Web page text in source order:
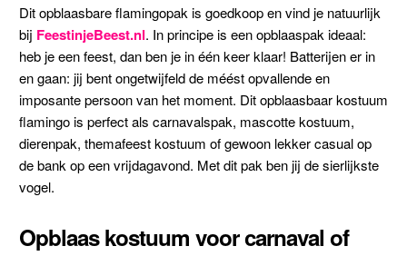
Dit opblaasbare flamingopak is goedkoop en vind je natuurlijk
bij FeestinjeBeest.nl. In principe is een opblaaspak ideaal:
heb je een feest, dan ben je in één keer klaar! Batterijen er in
en gaan: jij bent ongetwijfeld de méést opvallende en
imposante persoon van het moment. Dit opblaasbaar kostuum
flamingo is perfect als carnavalspak, mascotte kostuum,
dierenpak, themafeest kostuum of gewoon lekker casual op
de bank op een vrijdagavond. Met dit pak ben jij de sierlijkste
vogel.
Opblaas kostuum voor carnaval of